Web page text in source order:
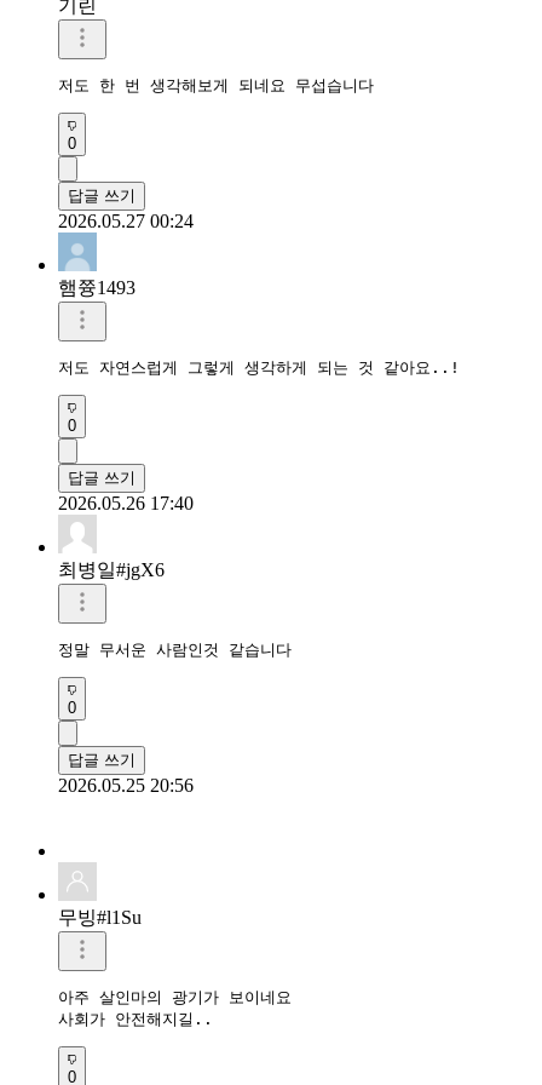
기린
저도 한 번 생각해보게 되네요 무섭습니다
0
답글 쓰기
2026.05.27 00:24
햄쯍1493
저도 자연스럽게 그렇게 생각하게 되는 것 같아요..!
0
답글 쓰기
2026.05.26 17:40
최병일#jgX6
정말 무서운 사람인것 같습니다
0
답글 쓰기
2026.05.25 20:56
무빙#l1Su
아주 살인마의 광기가 보이네요
사회가 안전해지길..
0